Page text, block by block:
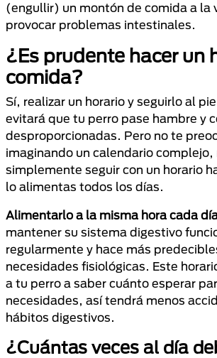
(engullir) un montón de comida a la
provocar problemas intestinales.
¿Es prudente hacer un
comida?
Sí, realizar un horario y seguirlo al
evitará que tu perro pase hambre y
desproporcionadas. Pero no te
imaginando un calendario complejo,
simplemente seguir con un horario
lo alimentas todos los días.
Alimentarlo a la misma hora cada
mantener su sistema digestivo
regularmente y hace más
necesidades fisiológicas. Este
a tu perro a saber cuánto esperar
necesidades, así tendrá menos
hábitos digestivos.
¿Cuántas veces al día